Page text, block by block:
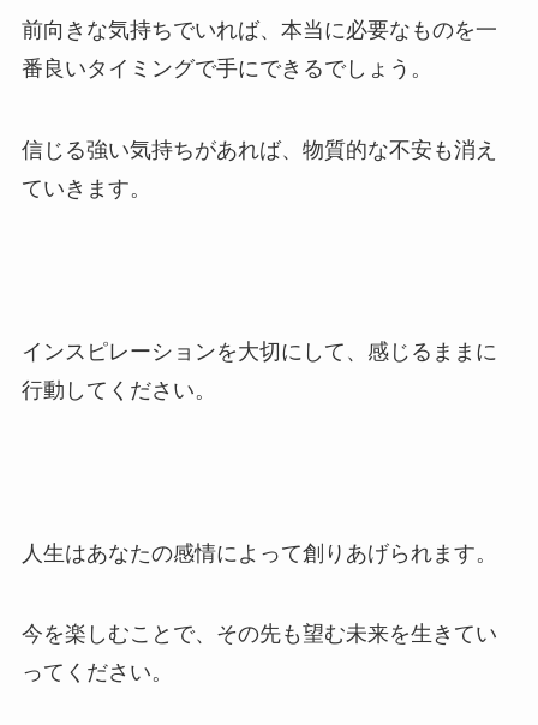
前向きな気持ちでいれば、本当に必要なものを一
番良いタイミングで手にできるでしょう。
信じる強い気持ちがあれば、物質的な不安も消え
ていきます。
インスピレーションを大切にして、感じるままに
行動してください。
人生はあなたの感情によって創りあげられます。
今を楽しむことで、その先も望む未来を生きてい
ってください。